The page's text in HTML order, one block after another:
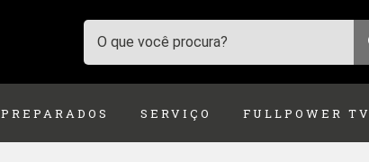
PREPARADOS SERVIÇO FULLPOWER TV